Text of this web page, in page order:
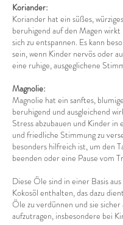
Koriander:
Koriander hat ein süßes,
beruhigend auf den Magen
sich zu entspannen. Es kann
sein, wenn Kinder nervös oder
eine ruhige, ausgeglichene
Magnolie:
Magnolie hat ein sanftes,
beruhigend und ausgleichend
Stress abzubauen und Kinder in
und friedliche Stimmung zu
besonders hilfreich ist, um den
beenden oder eine Pause vom
Diese Öle sind in einer Basis
Kokosöl enthalten, das dazu
Öle zu verdünnen und sie
aufzutragen, insbesondere bei